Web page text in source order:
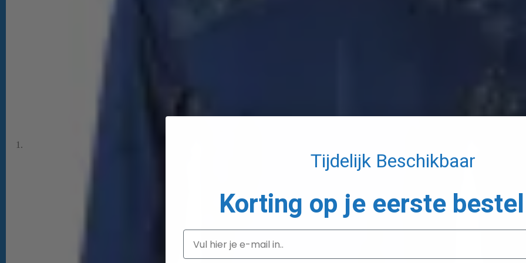
Tijdelijk Beschikbaar
Korting op je eerste
Email